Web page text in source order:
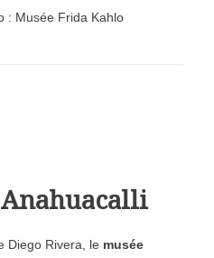
Anahuacalli
Diego Rivera, le musée